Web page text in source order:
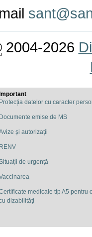
2004-2026
Important
Protecția datelor cu caracter
Documente emise de MS
și autorizații
RENV
de urgență
medicale tip A5 pentru
dizabilităţi